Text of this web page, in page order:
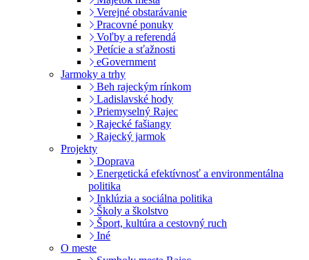
Verejné obstarávanie
Pracovné ponuky
Voľby a referendá
Petície a sťažnosti
eGovernment
Jarmoky a trhy
Beh rajeckým rínkom
Ladislavské hody
Priemyselný Rajec
Rajecké fašiangy
Rajecký jarmok
Projekty
Doprava
Energetická efektívnosť a environmentálna
politika
Inklúzia a sociálna politika
Školy a školstvo
Šport, kultúra a cestovný ruch
Iné
O meste